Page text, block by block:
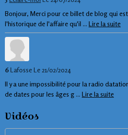
Bonjour, Merci pour ce billet de blog qui
l'historique de l'affaire qu'il ... Lire la suite
6LafosseLe 21/02/2024
Il y a une impossibilité pour la radio
de dates pour les âges g ... Lire la suite
Vidéos